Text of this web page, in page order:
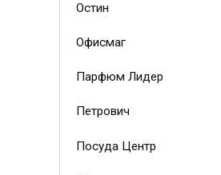
Остин
Офисмаг
Парфюм Лидер
Петрович
Посуда Центр